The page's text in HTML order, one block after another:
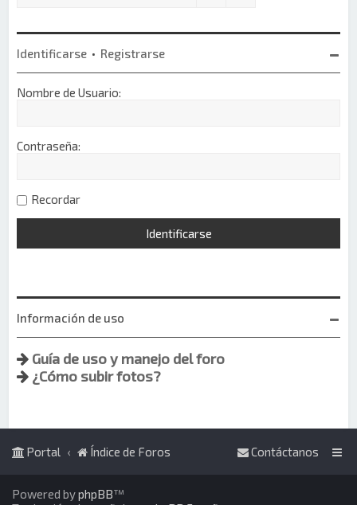
Identificarse • Registrarse
Nombre de Usuario:
Contraseña:
Recordar
Información de uso
Guía de uso y manejo del foro
¿Cómo subir fotos?
Portal Índice de Foros Contáctanos
Powered byphpBB™